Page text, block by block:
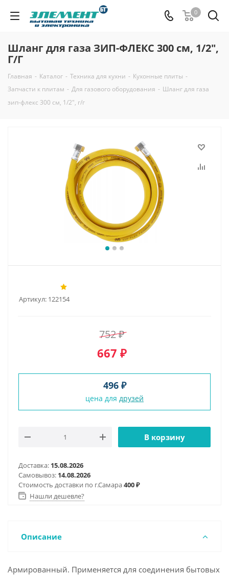
0
Шланг для газа ЗИП-ФЛЕКС 300 см, 1/2",
Г/Г
Главная - Каталог - Техника для кухни - Кухонные плиты -
Запчасти к плитам - Для газового оборудования - Шланг для газа
зип-флекс 300 см, 1/2", г/г
Артикул: 122154
752₽
667 ₽
496 ₽
цена для друзей
В корзину
Доставка: 15.08.2026
Самовывоз: 14.08.2026
Стоимость доставки по г.Самара400 ₽
Нашли дешевле?
Описание
Армированный. Применяется для соединения бытовых